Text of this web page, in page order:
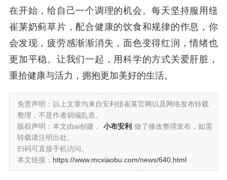
在开始，给自己一个调理的机会。每天坚持服用纽
崔莱奶蓟草片，配合健康的饮食和规律的作息，你
会发现，疲劳感渐渐消失，面色变得红润，情绪也
更加平稳。让我们一起，用科学的方式关爱肝脏，
重拾健康与活力，拥抱更加美好的生活。
免责声明：以上文章均来自安利纽崔莱官网以及网络发布转载
整理，不是作者胡编乱造。
版权声明：本文由ai创建，
小布安利 做了修改整理发布，如需
转载请注明出处。
扫码可直接手机访问。
本文链接： https://www.mcxiaobu.com/news/640.html